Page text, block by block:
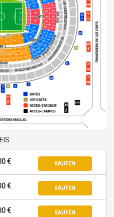
€ KAUFEN
€ KAUFEN
€ KAUFEN